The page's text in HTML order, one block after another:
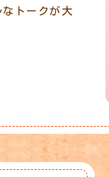
トークが大